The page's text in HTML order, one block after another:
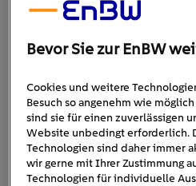
Fensteröffnung.
Fensterlaibungen zählen zum
Ziegelstein. Ihnen kommt eine
zu, denn bei der Schnittfläche
einzige unmittelbare
Fensterrahmen und Mauerwerk
haben verhältnismäßig hohe
Bevor Sie zur EnBW
Cookies und weitere
Besuch so angenehm wie
sind sie für einen zuverlässigen
Website unbedingt erforderlich.
Technologien sind daher immer
wir gerne mit Ihrer Zustimmung
Technologien für individuelle